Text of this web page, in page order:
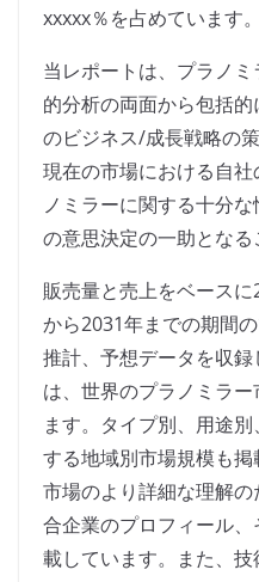
xxxxx％を占めています。
当レポートは、プラノ
的分析の両面から包括
のビジネス/成長戦略の
現在の市場における自
ノミラーに関する十分
の意思決定の一助となる
販売量と売上をベース
から2031年までの期間
推計、予想データを収
は、世界のプラノミラ
ます。タイプ別、用途
する地域別市場規模も掲
市場のより詳細な理解
合企業のプロフィール
載しています。また、